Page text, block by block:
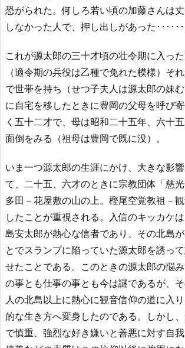
恐がられた。何しろ若い頃の加藤さんは
しなかった人で、押し出しがあった･･････
これが源太郎の三十才頃の壮令期に入った
（適令期の兵役は乙種で免れた模様）そ
で世帯を持ち（せつ子夫人は源太郎の妹
に自宅を移したときに豊岡の父母を呼び
く五十二才で、母は昭和二十五年、六十
面倒をみる（祖母は豊岡で既に没）。
いま一つ源太郎の生涯にかけ、大きな影
て、二十五、六才のときに宗教団体「慈
多田－花屋敷の山の上。樫尾空覚教祖－
したことが重視される。入信のキッカケ
島安太郎が熱心な信者であり、その北島
とでスランプに陥っていた源太郎を誘っ
せたことである。このときの源太郎の悩
の事とも仕事の事とも今は謎であるが、
人の北島以上に熱心に観音信仰の道に入
的な生き方へ変身したのである。しかし
で慎重、強烈な好き嫌いと善悪に対す自我